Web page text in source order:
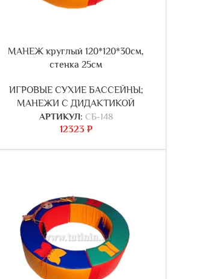
МАНЕЖ круглый 120*120*30см,
стенка 25см
ИГРОВЫЕ СУХИЕ БАССЕЙНЫ;
МАНЕЖИ С ДИДАКТИКОЙ
АРТИКУЛ: СБ-148
12323 ₽